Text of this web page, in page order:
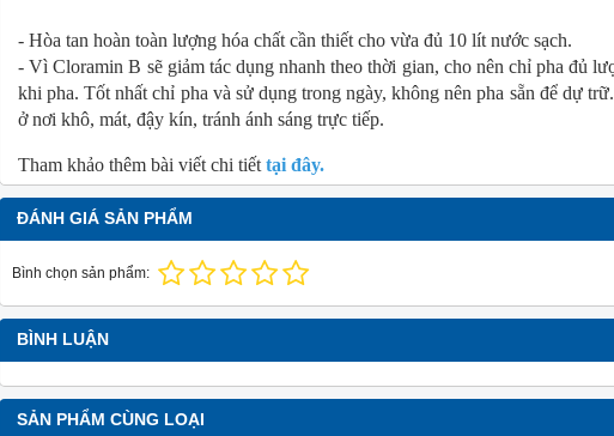
Bóng đèn soi màu TL-D 90 Graphica
TL-D 90 Graphica 18W/965 mô
Với độ hoàn màu cực cao nên được
sử dụng để So Màu, Kiểm Màu
Với độ hoàn màu cực cao nên
- Hòa tan hoàn toàn lượng hóa chất cần thiết cho vừa đủ 10 lít nước sạch.
- Vì Cloramin B sẽ giảm tác dụng nhanh theo thời gian, cho nên chỉ pha đủ
khi pha. Tốt nhất chỉ pha và sử dụng trong ngày, không nên pha sẵn để dự
ở nơi khô, mát, đậy kín, tránh ánh sáng trực tiếp.
Tham khảo thêm bài viết chi tiết tại đây.
ĐÁNH GIÁ SẢN PHẨM
Bình chọn sản phẩm:
BÌNH LUẬN
SẢN PHẨM CÙNG LOẠI